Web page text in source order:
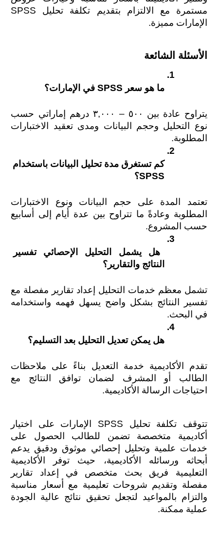
الإمارات مميزة.
الأسئلة الشائعة
ما هو سعر SPSS في الإمارات؟
المطلوبة.
SPSS؟
حسب المشروع.
النتائج والتقارير؟
في البحث.
هل يمكن تعديل التحليل بعد التسليم؟
احتياجات الرسالة الأكاديمية.
عملية ممكنة.